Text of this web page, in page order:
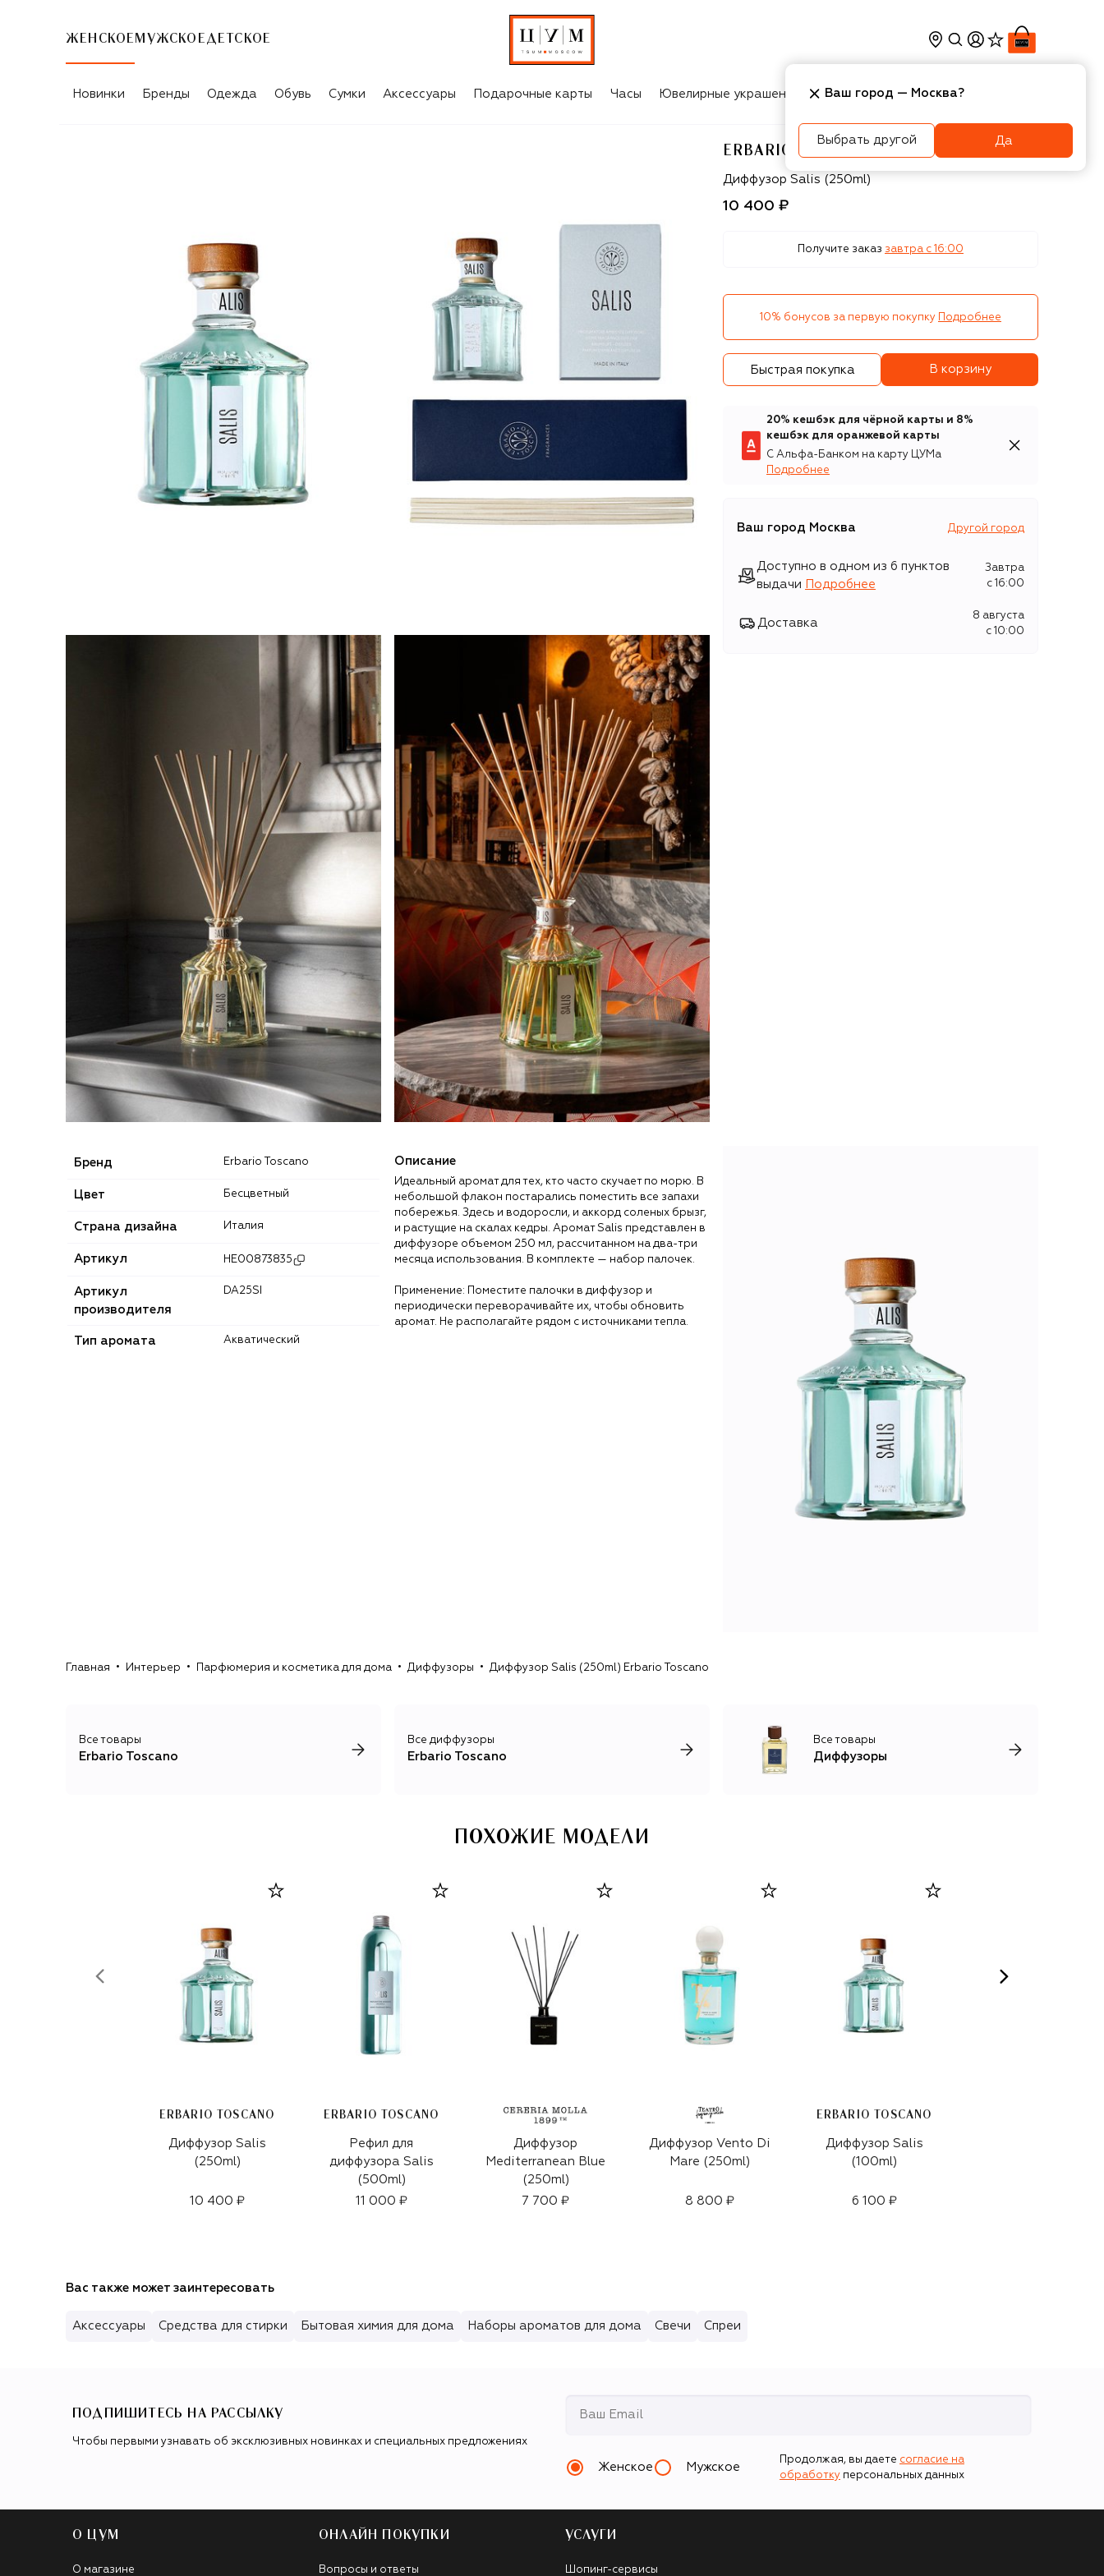
ЖЕНСКОЕ МУЖСКОЕ ДЕТСКОЕ
Новинки Бренды Одежда Обувь Сумки Аксессуары Подарочные карты Часы Ювелирные украшения Косметика Интерьер
ERBARIO TOSCANO
Erbario Toscano
Диффузор Salis (250ml)
10 400 ₽
Получите заказ завтра c 16:00
10% бонусов за первую покупку Подробнее
Быстрая покупка В корзину
20% кешбэк для чёрной карты и 8%
кешбэк для оранжевой карты
С Альфа-Банком на карту ЦУМа
Подробнее
Ваш город Москва Другой город
Доступно в одном из 6 пунктов
выдачи
Подробнее
Завтра
c 16:00
Доставка
8 августа
c 10:00
Бренд Erbario Toscano
Цвет Бесцветный
Страна дизайна Италия
Артикул HE00873835
Артикул
производителя
DA25SI
Тип аромата Акватический
Описание
Идеальный аромат для тех, кто часто скучает по морю. В
небольшой флакон постарались поместить все запахи
побережья. Здесь и водоросли, и аккорд соленых брызг,
и растущие на скалах кедры. Аромат Salis представлен в
диффузоре объемом 250 мл, рассчитанном на два-три
месяца использования. В комплекте — набор палочек.
Применение: Поместите палочки в диффузор и
периодически переворачивайте их, чтобы обновить
аромат. Не располагайте рядом с источниками тепла.
Главная Интерьер Парфюмерия и косметика для дома Диффузоры Диффузор Salis (250ml) Erbario Toscano
Все товары
Erbario Toscano
Все диффузоры
Erbario Toscano
Все товары
Диффузоры
ПОХОЖИЕ МОДЕЛИ
ERBARIO TOSCANO
Диффузор Salis
(250ml)
10 400 ₽
ERBARIO TOSCANO
Рефил для
диффузора Salis
(500ml)
11 000 ₽
Диффузор
Mediterranean Blue
(250ml)
7 700 ₽
Диффузор Vento Di
Mare (250ml)
8 800 ₽
ERBARIO TOSCANO
Диффузор Salis
(100ml)
6 100 ₽
Вас также может заинтересовать
Аксессуары Средства для стирки Бытовая химия для дома Наборы ароматов для дома Свечи Спреи
ПОДПИШИТЕСЬ НА РАССЫЛКУ
Чтобы первыми узнавать об эксклюзивных новинках и специальных предложениях
Женское Мужское
Продолжая, вы даете согласие на
обработку персональных данных
О ЦУМ
О магазине
ОНЛАЙН ПОКУПКИ
Вопросы и ответы
УСЛУГИ
Шопинг-сервисы
Ваш город — Москва?
Выбрать другой Да